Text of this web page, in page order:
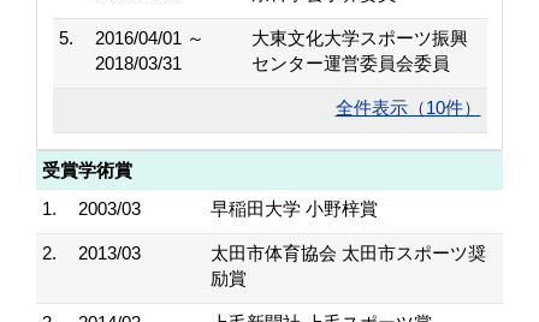
5.
2016/04/01 ～
2018/03/31
大東文化大学スポーツ振興
センター運営委員会委員
全件表示（10件）
受賞学術賞
1.
2003/03 早稲田大学 小野梓賞
2. 2013/03
太田市体育協会 太田市スポーツ奨
励賞